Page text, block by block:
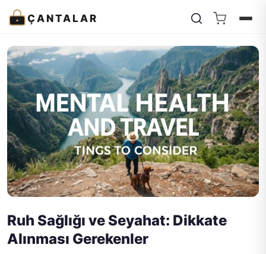
ÇANTALAR
Ruh Sağlığı ve Seyahat: Dikkate
Alınması Gerekenler